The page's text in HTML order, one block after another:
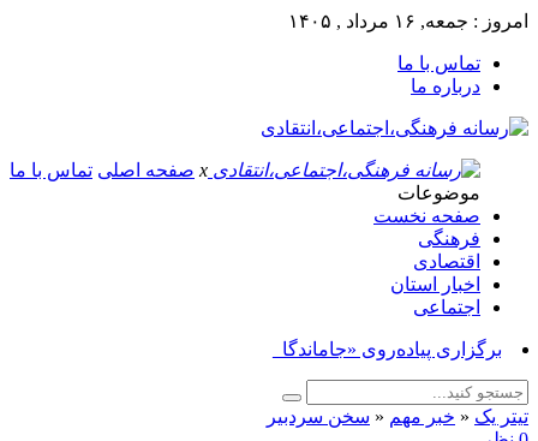
امروز : جمعه, ۱۶ مرداد , ۱۴۰۵
تماس با ما
درباره ما
x صفحه اصلی تماس با ما
موضوعات
صفحه نخست
فرهنگی
اقتصادی
اخبار استان
اجتماعی
برگزاری پیاده‌روی «جاماندگان اربعی_
تیتر یک « خبر مهم « سخن سردبیر